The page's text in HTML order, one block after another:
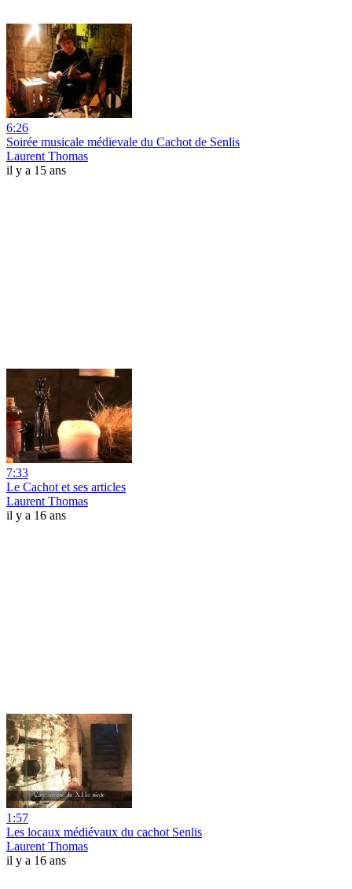
6:26
Soirée musicale médievale du Cachot de Senlis
Laurent Thomas
il y a 15 ans
7:33
Le Cachot et ses articles
Laurent Thomas
il y a 16 ans
1:57
Les locaux médiévaux du cachot Senlis
Laurent Thomas
il y a 16 ans